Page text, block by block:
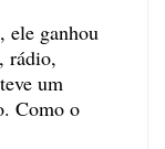
ele ganhou
rádio,
um
Como o